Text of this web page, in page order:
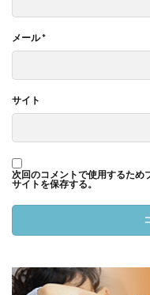
メール*
サイト
次回のコメントで使用するため
サイトを保存する。